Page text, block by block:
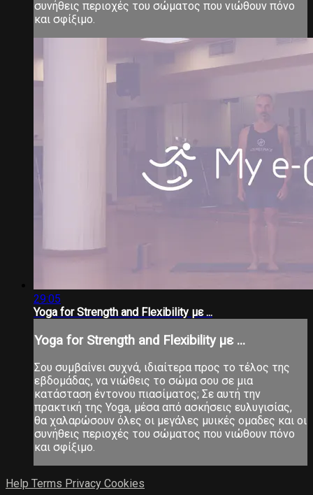
συνήθεις περιοχές του σώματος που νιώθουν πόνο
και σφίξιμο.
29:05
Yoga for Strength and Flexibility με ...
Yoga for Strength and Flexibility με ...
Σου συμβαίνει συχνά, ιδιαίτερα προς το τέλος της
εβδομάδας, να νιώθεις το σώμα σου σε μια
κατάσταση έντονου πιασίματος; Σε αυτή την
πρακτική της Yoga, μέσα από ασκήσεις ευλυγισίας,
θα χαλαρώσουν όλες οι μεγάλες μυικές ομαδες και οι
συνήθεις περιοχές του σώματος που νιώθουν πόνο
και σφίξιμο.
Help Terms Privacy Cookies